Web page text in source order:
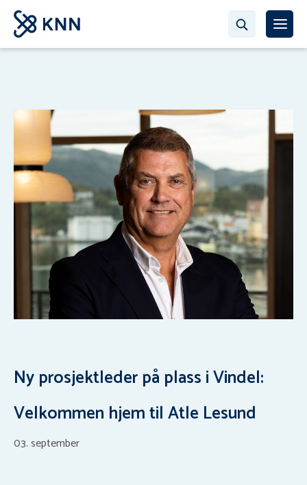
Ny prosjektleder på plass i Vindel:
Velkommen hjem til Atle Lesund
03. september